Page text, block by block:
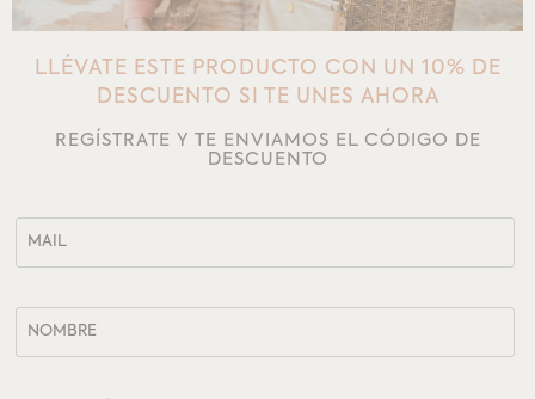
LLÉVATE ESTE PRODUCTO CON UN 10% DE
DESCUENTO SI TE UNES AHORA
REGÍSTRATE Y TE ENVIAMOS EL CÓDIGO DE
DESCUENTO